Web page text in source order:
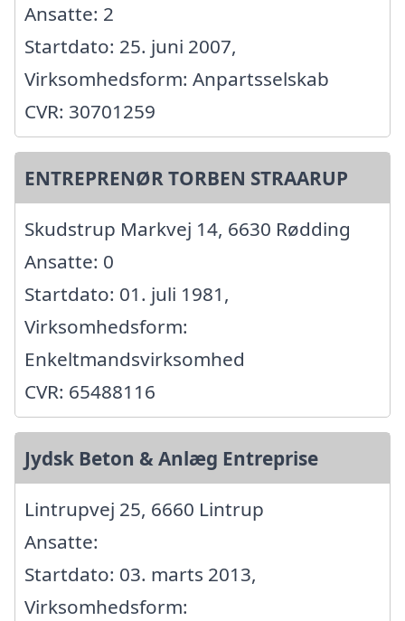
Ansatte: 2
Startdato: 25. juni 2007,
Virksomhedsform: Anpartsselskab
CVR: 30701259
ENTREPRENØR TORBEN STRAARUP
Skudstrup Markvej 14, 6630 Rødding
Ansatte: 0
Startdato: 01. juli 1981,
Virksomhedsform:
Enkeltmandsvirksomhed
CVR: 65488116
Jydsk Beton & Anlæg Entreprise
Lintrupvej 25, 6660 Lintrup
Ansatte:
Startdato: 03. marts 2013,
Virksomhedsform: